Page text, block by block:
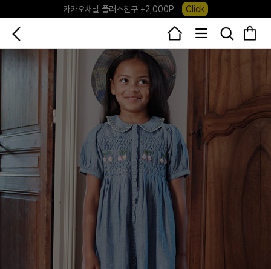
카카오채널 플러스친구 +2,000P
Click
포레포레 앱 다운로드 +3,000P
Down